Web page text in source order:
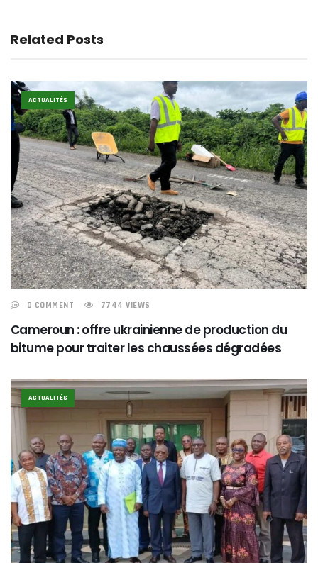
Related Posts
ACTUALITÉS
0 COMMENT 7744 VIEWS
Cameroun : offre ukrainienne de production du
bitume pour traiter les chaussées dégradées
ACTUALITÉS